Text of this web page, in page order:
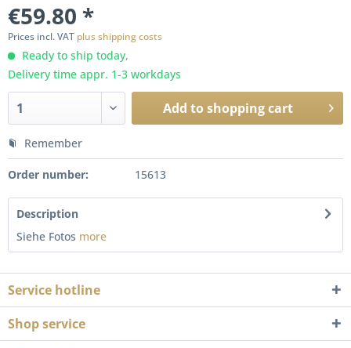
€59.80 *
Prices incl. VAT plus shipping costs
Ready to ship today,
Delivery time appr. 1-3 workdays
Add toshopping cart
Remember
Order number: 15613
Description
Siehe Fotos more
Service hotline
Shop service